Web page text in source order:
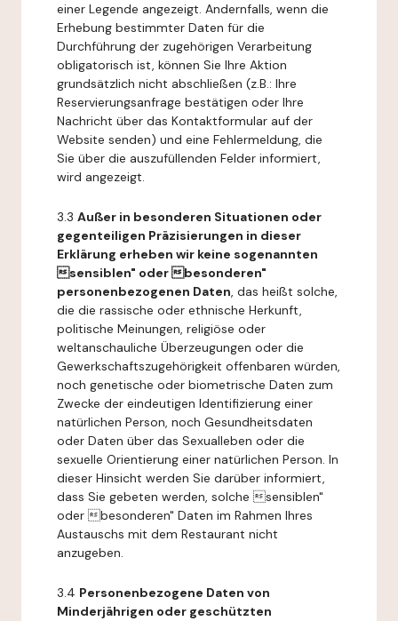
einer Legende angezeigt. Andernfalls, wenn die
Erhebung bestimmter Daten für die
Durchführung der zugehörigen Verarbeitung
obligatorisch ist, können Sie Ihre Aktion
grundsätzlich nicht abschließen (z.B.: Ihre
Reservierungsanfrage bestätigen oder Ihre
Nachricht über das Kontaktformular auf der
Website senden) und eine Fehlermeldung, die
Sie über die auszufüllenden Felder informiert,
wird angezeigt.
3.3 Außer in besonderen Situationen oder
gegenteiligen Präzisierungen in dieser
Erklärung erheben wir keine sogenannten
sensiblen" oder besonderen"
personenbezogenen Daten, das heißt solche,
die die rassische oder ethnische Herkunft,
politische Meinungen, religiöse oder
weltanschauliche Überzeugungen oder die
Gewerkschaftszugehörigkeit offenbaren würden,
noch genetische oder biometrische Daten zum
Zwecke der eindeutigen Identifizierung einer
natürlichen Person, noch Gesundheitsdaten
oder Daten über das Sexualleben oder die
sexuelle Orientierung einer natürlichen Person. In
dieser Hinsicht werden Sie darüber informiert,
dass Sie gebeten werden, solche sensiblen"
oder besonderen" Daten im Rahmen Ihres
Austauschs mit dem Restaurant nicht
anzugeben.
3.4 Personenbezogene Daten von
Minderjährigen oder geschützten